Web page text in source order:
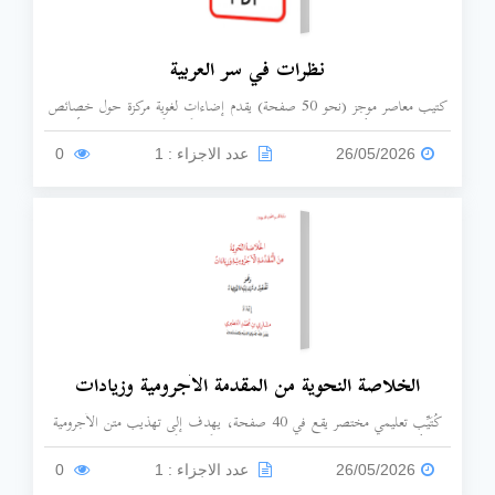
نظرات في سر العربية
كتيب معاصر موجز (نحو 50 صفحة) يقدم إضاءات لغوية مركزة حول خصائص
اللسان العربي وأسراره البيانية، يعتمد المؤلف منهجاً موثقاً من المصادر الأصيلة
لمناقشة فقه اللغة وفنون البيان العربي.26/05/2026 عدد الاجزاء : 1
الخلاصة النحوية من المقدمة الآجرومية وزيادات
كُتَيِّب تعليمي مختصر يقع في 40 صفحة، يهدف إلى تهذيب متن الآجرومية
بأسلوب عصري مشجّر، يُعد الكتاب مرجعاً تطبيقياً للمبتدئين يجمع بين
الاختصار وإضافة زيادات نحوية ضرورية لضبط علامات الإعراب وقواعد اللغة.
26/05/2026 عدد الاجزاء : 1